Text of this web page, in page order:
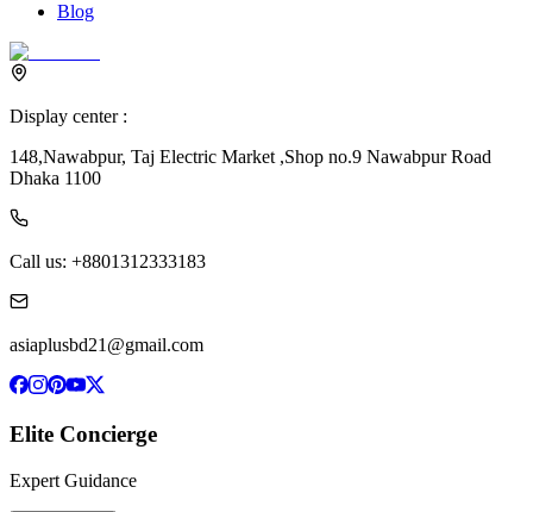
Blog
Display center :
148,Nawabpur, Taj Electric Market ,Shop no.9 Nawabpur Road
Dhaka 1100
Call us: +8801312333183
asiaplusbd21@gmail.com
Elite Concierge
Expert Guidance